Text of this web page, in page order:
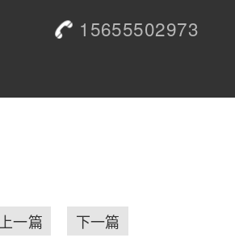
15655502973
下一篇
上一篇